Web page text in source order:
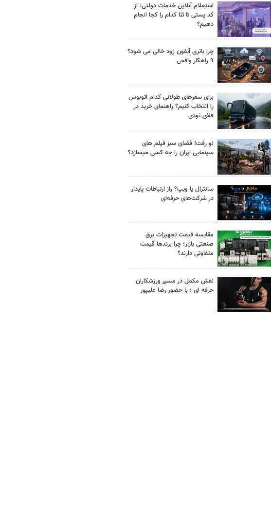
استعلام آنلاین خدمات دولتی: از
کد پستی تا ثنا کدام را کجا انجام
دهیم؟
چرا باتری آیفون زود خالی می شود؟
۹ راهکار واقعی
برای سفرهای طولانی کدام اتوبوس
را انتخاب کنیم؟ راهنمای خرید در
فلای تودی
لو رفت! فضای سبز فیلم های
سینمایی ایران را چه کسی میسازد؟
سانترال یا ویپ؟ راز ارتباطات پایدار
در شرکت‌های حرفه‌ای
مقایسه قیمت تجهیزات برق
صنعتی بازار؛ چرا برندها قیمت
متفاوتی دارند؟
نقش مکمل در مسیر ورزشکاران
حرفه ای ؛ با حضور رضا علیپور